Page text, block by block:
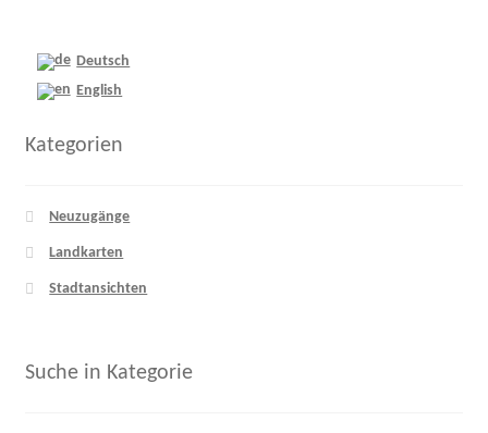
Deutsch
English
Kategorien
Neuzugänge
Landkarten
Stadtansichten
Suche in Kategorie